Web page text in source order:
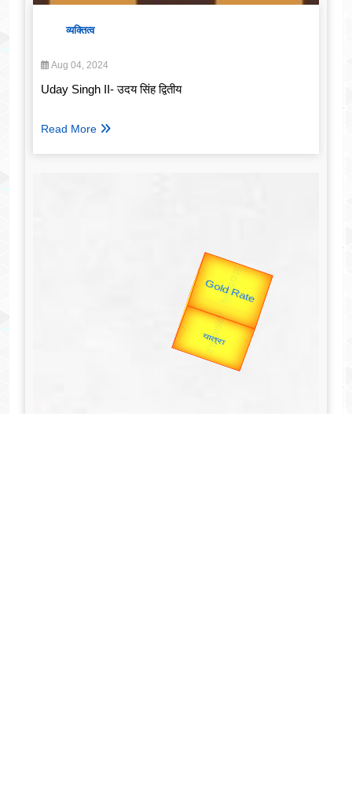
व्यक्तित्व
Aug 04, 2024
Uday Singh II- उदय सिंह द्वितीय
Read More
Valentine's
उपराष्ट्रपतिGold Rate unTV Special